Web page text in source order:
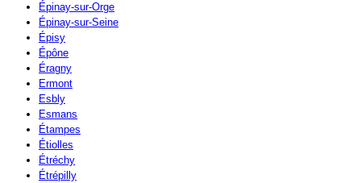
Épinay-sur-Orge
Épinay-sur-Seine
Épisy
Épône
Éragny
Ermont
Esbly
Esmans
Étampes
Étiolles
Étréchy
Étrépilly